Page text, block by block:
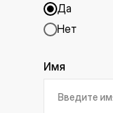
Да
Нет
Имя